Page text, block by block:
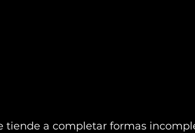
tiende a completar formas